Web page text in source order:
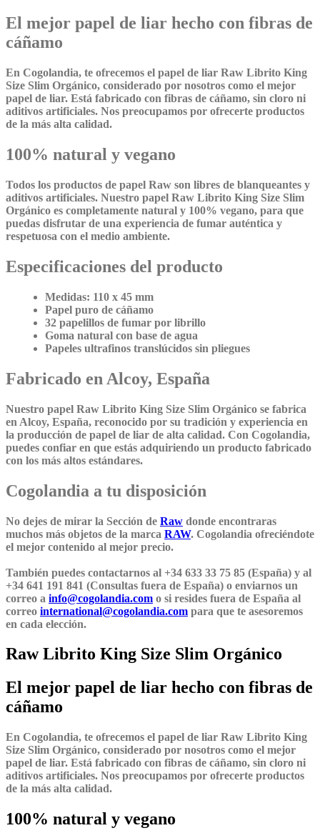
El mejor papel de liar hecho con fibras de
cáñamo
En Cogolandia, te ofrecemos el papel de liar Raw Librito King
Size Slim Orgánico, considerado por nosotros como el mejor
papel de liar. Está fabricado con fibras de cáñamo, sin cloro ni
aditivos artificiales. Nos preocupamos por ofrecerte productos
de la más alta calidad.
100% natural y vegano
Todos los productos de papel Raw son libres de blanqueantes y
aditivos artificiales. Nuestro papel Raw Librito King Size Slim
Orgánico es completamente natural y 100% vegano, para que
puedas disfrutar de una experiencia de fumar auténtica y
respetuosa con el medio ambiente.
Especificaciones del producto
Medidas: 110 x 45 mm
Papel puro de cáñamo
32 papelillos de fumar por librillo
Goma natural con base de agua
Papeles ultrafinos translúcidos sin pliegues
Fabricado en Alcoy, España
Nuestro papel Raw Librito King Size Slim Orgánico se fabrica
en Alcoy, España, reconocido por su tradición y experiencia en
la producción de papel de liar de alta calidad. Con Cogolandia,
puedes confiar en que estás adquiriendo un producto fabricado
con los más altos estándares.
Cogolandia a tu disposición
No dejes de mirar la Sección de Raw donde encontraras
muchos más objetos de la marca RAW. Cogolandia ofreciéndote
el mejor contenido al mejor precio.
También puedes contactarnos al +34 633 33 75 85 (España) y al
+34 641 191 841 (Consultas fuera de España) o enviarnos un
correo a info@cogolandia.com o si resides fuera de España al
correo international@cogolandia.com para que te asesoremos
en cada elección.
Raw Librito King Size Slim Orgánico
El mejor papel de liar hecho con fibras de
cáñamo
En Cogolandia, te ofrecemos el papel de liar Raw Librito King
Size Slim Orgánico, considerado por nosotros como el mejor
papel de liar. Está fabricado con fibras de cáñamo, sin cloro ni
aditivos artificiales. Nos preocupamos por ofrecerte productos
de la más alta calidad.
100% natural y vegano